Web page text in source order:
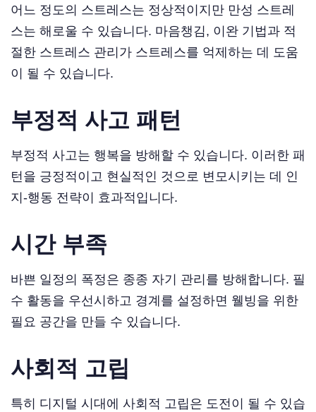
어느 정도의 스트레스는 정상적이지만 만성 스트레
스는 해로울 수 있습니다. 마음챙김, 이완 기법과 적
절한 스트레스 관리가 스트레스를 억제하는 데 도움
이 될 수 있습니다.
부정적 사고 패턴
부정적 사고는 행복을 방해할 수 있습니다. 이러한 패
턴을 긍정적이고 현실적인 것으로 변모시키는 데 인
지-행동 전략이 효과적입니다.
시간 부족
바쁜 일정의 폭정은 종종 자기 관리를 방해합니다. 필
수 활동을 우선시하고 경계를 설정하면 웰빙을 위한
필요 공간을 만들 수 있습니다.
사회적 고립
특히 디지털 시대에 사회적 고립은 도전이 될 수 있습